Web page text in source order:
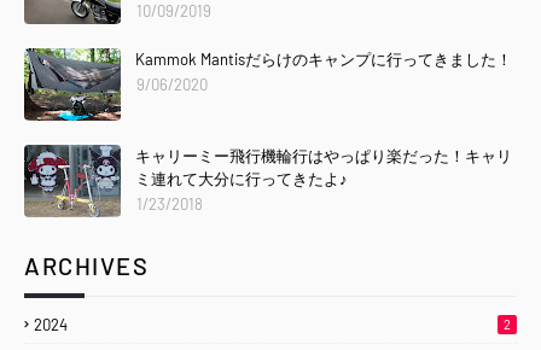
10/09/2019
Kammok Mantisだらけのキャンプに行ってきました！
9/06/2020
キャリーミー飛行機輪行はやっぱり楽だった！キャリ
ミ連れて大分に行ってきたよ♪
1/23/2018
ARCHIVES
2024 2